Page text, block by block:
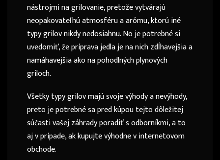
nástrojmi na grilovanie, pretože vytvárajú
neopakovateľnú atmosféru a arómu, ktorú iné
typy grilov nikdy nedosiahnu. No je potrebné si
uvedomiť, že príprava jedla je na nich zdĺhavejšia a
namáhavejšia ako na pohodlných plynových
griloch.
Všetky typy grilov majú svoje výhody a nevýhody,
preto je potrebné sa pred kúpou tejto dôležitej
súčasti vašej záhrady poradiť s odborníkmi, a to
aj v prípade, ak kupujte výhodne v internetovom
obchode.